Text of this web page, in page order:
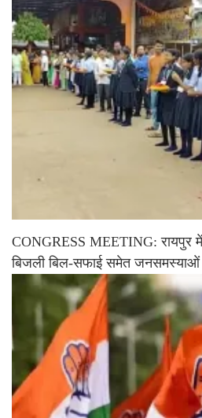
CONGRESS MEETING: रायपुर
बिजली बिल-सफाई समेत जनसमस्याओं